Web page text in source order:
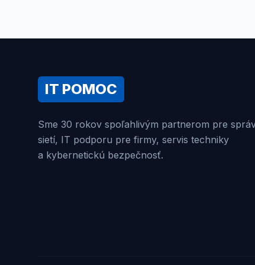
IT POMOC
Sme 30 rokov spoľahlivým partnerom pre
sietí, IT podporu pre firmy, servis techniky
a kybernetickú bezpečnosť.